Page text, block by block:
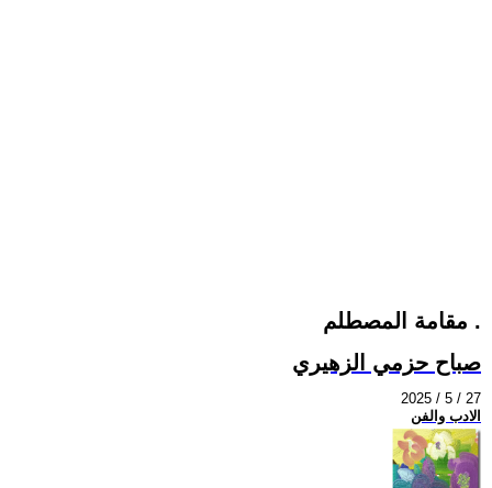
مقامة المصطلم .
صباح حزمي الزهيري
2025 / 5 / 27
الادب والفن